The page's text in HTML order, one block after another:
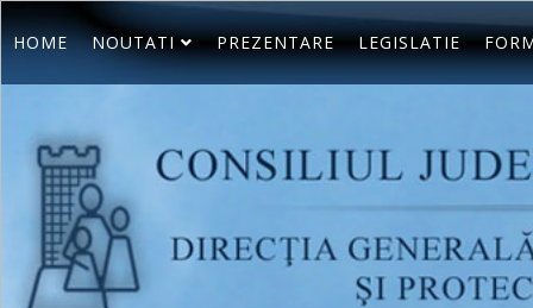
HOME NOUTATI PREZENTARE LEGISLATIE